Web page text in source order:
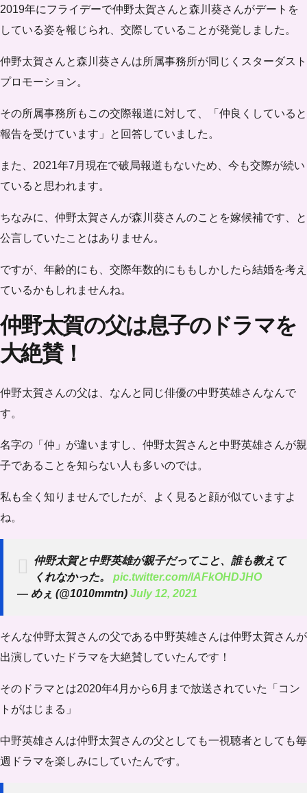
2019年にフライデーで仲野太賀さんと森川葵さんがデートを
している姿を報じられ、交際していることが発覚しました。
仲野太賀さんと森川葵さんは所属事務所が同じくスターダスト
プロモーション。
その所属事務所もこの交際報道に対して、「仲良くしていると
報告を受けています」と回答していました。
また、2021年7月現在で破局報道もないため、今も交際が続い
ていると思われます。
ちなみに、仲野太賀さんが森川葵さんのことを嫁候補です、と
公言していたことはありません。
ですが、年齢的にも、交際年数的にももしかしたら結婚を考え
ているかもしれませんね。
仲野太賀の父は息子のドラマを
大絶賛！
仲野太賀さんの父は、なんと同じ俳優の中野英雄さんなんで
す。
名字の「仲」が違いますし、仲野太賀さんと中野英雄さんが親
子であることを知らない人も多いのでは。
私も全く知りませんでしたが、よく見ると顔が似ていますよ
ね。
仲野太賀と中野英雄が親子だってこと、誰も教えて
くれなかった。 pic.twitter.com/lAFkOHDJHO
— めぇ (@1010mmtn) July 12, 2021
そんな仲野太賀さんの父である中野英雄さんは仲野太賀さんが
出演していたドラマを大絶賛していたんです！
そのドラマとは2020年4月から6月まで放送されていた「コン
トがはじまる」
中野英雄さんは仲野太賀さんの父としても一視聴者としても毎
週ドラマを楽しみにしていたんです。